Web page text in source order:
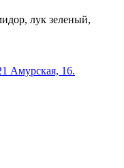
лук зеленый,